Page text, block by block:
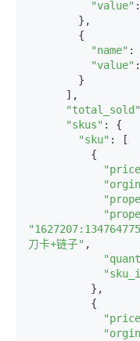
"value" :
"name" :
"value" :
"total_sold"
"skus" : {
"sku" : [
刀卡+链子" ,